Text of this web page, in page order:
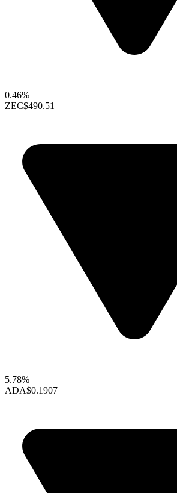
0.46%
ZEC$490.51
5.78%
ADA$0.1907